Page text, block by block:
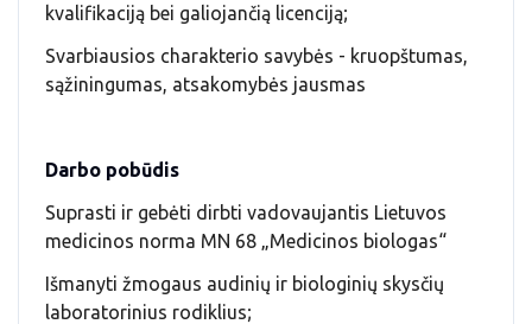
kvalifikaciją bei galiojančią licenciją;
Svarbiausios charakterio savybės - kruopštumas,
sąžiningumas, atsakomybės jausmas
Darbo pobūdis
Suprasti ir gebėti dirbti vadovaujantis Lietuvos
medicinos norma MN 68 „Medicinos biologas“
Išmanyti žmogaus audinių ir biologinių skysčių
laboratorinius rodiklius;